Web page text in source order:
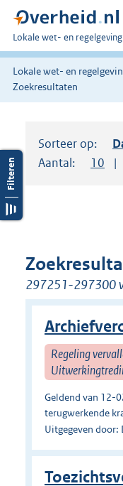
U
bent
hier:
Lokale wet- en regelgeving
Lokale wet- en
Zoekresultaten
Sorteer op:
Aantal:
Toon
10
297251-297300
Regeling
Geldend van 12-
terugwerkende
Uitgegeven door: